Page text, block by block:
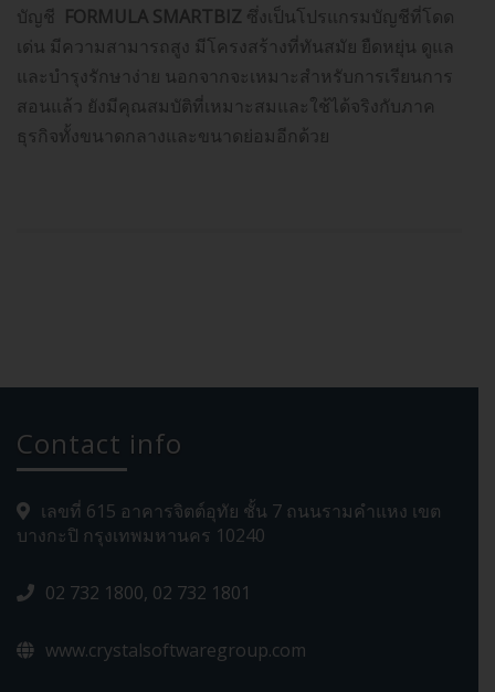
บัญชี FORMULA SMARTBIZ ซึ่งเป็นโปรแกรมบัญชีที่โดด
เด่น มีความสามารถสูง มีโครงสร้างที่ทันสมัย ยืดหยุ่น ดูแล
และบำรุงรักษาง่าย นอกจากจะเหมาะสำหรับการเรียนการ
สอนแล้ว ยังมีคุณสมบัติที่เหมาะสมและใช้ได้จริงกับภาค
ธุรกิจทั้งขนาดกลางและขนาดย่อมอีกด้วย
Contact info
เลขที่ 615 อาคารจิตต์อุทัย ชั้น 7 ถนนรามคำแหง เขต
บางกะปิ กรุงเทพมหานคร 10240
02 732 1800, 02 732 1801
www.crystalsoftwaregroup.com